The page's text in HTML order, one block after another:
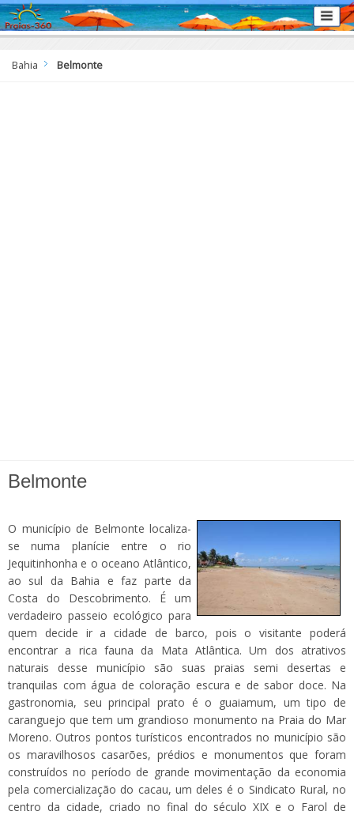
Bahia Belmonte
Belmonte
O município de Belmonte localiza-
se numa planície entre o rio
Jequitinhonha e o oceano Atlântico,
ao sul da Bahia e faz parte da
Costa do Descobrimento. É um
verdadeiro passeio ecológico para
quem decide ir a cidade de barco, pois o visitante poderá
encontrar a rica fauna da Mata Atlântica. Um dos atrativos
naturais desse município são suas praias semi desertas e
tranquilas com água de coloração escura e de sabor doce. Na
gastronomia, seu principal prato é o guaiamum, um tipo de
caranguejo que tem um grandioso monumento na Praia do Mar
Moreno. Outros pontos turísticos encontrados no município são
os maravilhosos casarões, prédios e monumentos que foram
construídos no período de grande movimentação da economia
pela comercialização do cacau, um deles é o Sindicato Rural, no
centro da cidade, criado no final do século XIX e o Farol de